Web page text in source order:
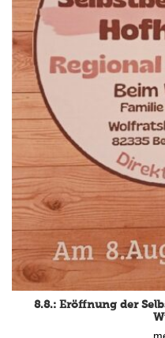
8.8.: Eröffnung der
15.8.: Grillfeier